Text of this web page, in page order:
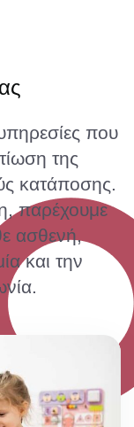
που
της
κατάποσης.
παρέχουμε
ασθενή,
και την